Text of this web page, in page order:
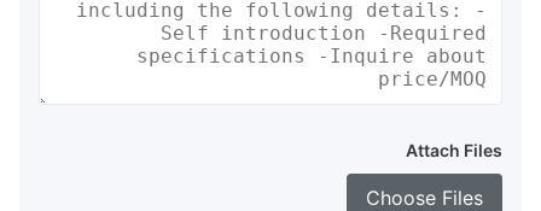
Attach Files
Choose Files